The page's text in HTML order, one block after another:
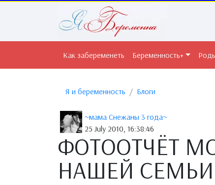
Как забеременеть Беременность+
Я и беременность Блоги
~мама Снежаны 3 года~
25 July 2010, 16:38:46
ФОТООТЧЁТ
НАШЕЙ